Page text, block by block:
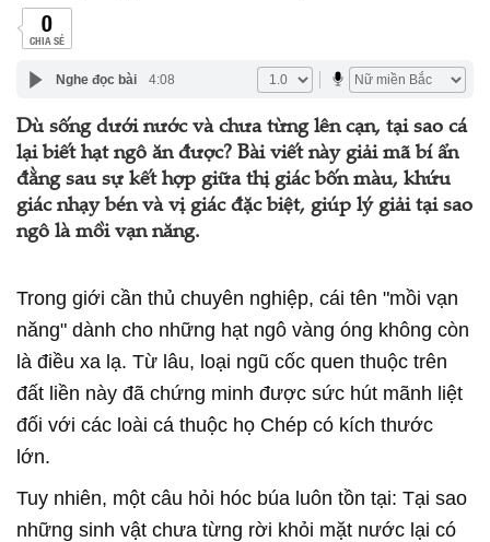
0
CHIA SẺ
Nghe đọc bài 4:08
Dù sống dưới nước và chưa từng lên cạn, tại sao cá
lại biết hạt ngô ăn được? Bài viết này giải mã bí ẩn
đằng sau sự kết hợp giữa thị giác bốn màu, khứu
giác nhạy bén và vị giác đặc biệt, giúp lý giải tại sao
ngô là mồi vạn năng.
Trong giới cần thủ chuyên nghiệp, cái tên "mồi vạn
năng" dành cho những hạt ngô vàng óng không còn
là điều xa lạ. Từ lâu, loại ngũ cốc quen thuộc trên
đất liền này đã chứng minh được sức hút mãnh liệt
đối với các loài cá thuộc họ Chép có kích thước
lớn.
Tuy nhiên, một câu hỏi hóc búa luôn tồn tại: Tại sao
những sinh vật chưa từng rời khỏi mặt nước lại có